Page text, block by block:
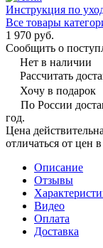
Инструкция по
Все товары
1 970 руб.
Сообщить о
Нет в наличии
Рассчитать
Хочу в подарок
По России
год.
Цена
отличаться от цен
Описание
Отзывы
Видео
Оплата
Доставка